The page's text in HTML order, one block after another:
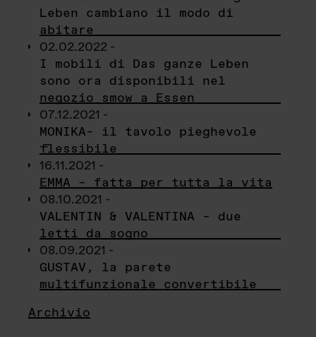
Leben cambiano il modo di
abitare
02.02.2022 -
I mobili di Das ganze Leben
sono ora disponibili nel
negozio smow a Essen
07.12.2021 -
MONIKA– il tavolo pieghevole
flessibile
16.11.2021 -
EMMA – fatta per tutta la vita
08.10.2021 -
VALENTIN & VALENTINA – due
letti da sogno
08.09.2021 -
GUSTAV, la parete
multifunzionale convertibile
Archivio